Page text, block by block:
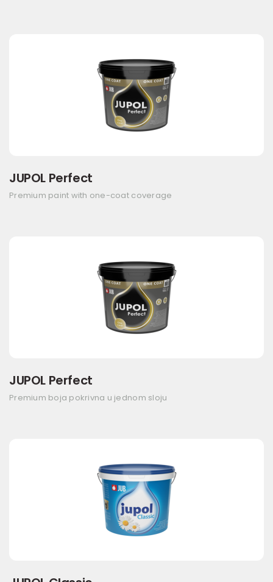
JUPOL Perfect
Premium paint with one-coat coverage
JUPOL Perfect
Premium boja pokrivna u jednom sloju